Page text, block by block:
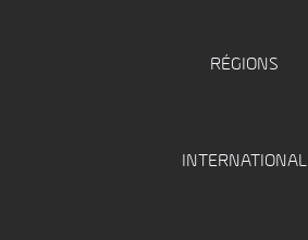
RÉGIONS
INTERNATIONAL